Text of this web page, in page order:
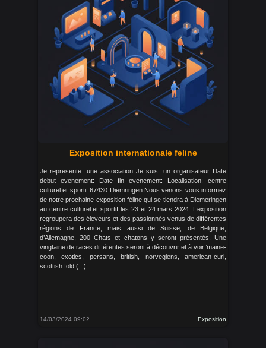
Exposition internationale feline
Je represente: une association Je suis: un organisateur Date
debut evenement: Date fin evenement: Localisation: centre
culturel et sportif 67430 Diemringen Nous venons vous informez
de notre prochaine exposition féline qui se tiendra à Diemeringen
au centre culturel et sportif les 23 et 24 mars 2024. L’exposition
regroupera des éleveurs et des passionnés venus de différentes
régions de France, mais aussi de Suisse, de Belgique,
d’Allemagne, 200 Chats et chatons y seront présentés. Une
vingtaine de races différentes seront à découvrir et à voir.’maine-
coon, exotics, persans, british, norvegiens, american-curl,
scottish fold (...)
14/03/2024 09:02 Exposition